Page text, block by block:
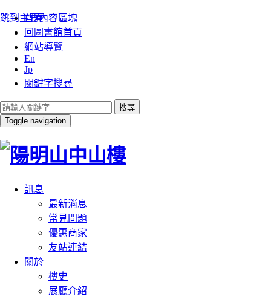
跳到主要內容區塊
:::
首頁
回圖書館首頁
網站導覽
En
Jp
關鍵字搜尋
搜尋
Toggle navigation
訊息
最新消息
常見問題
優惠商家
友站連結
關於
樓史
展廳介紹